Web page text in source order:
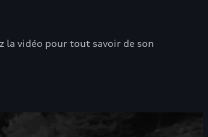
la vidéo pour tout savoir de son